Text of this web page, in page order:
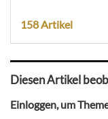
158 Artikel
Diesen Artikel
Einloggen, um